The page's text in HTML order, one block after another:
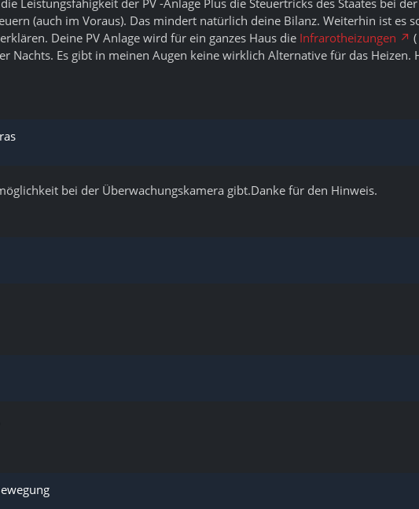
Leistungsfahigkeit der PV -Anlage Plus die Steuertricks des Staates bei
(auch im Voraus). Das mindert natürlich deine Bilanz. Weiterhin ist es
Deine PV Anlage wird für ein ganzes Haus die Infrarotheizungen
Nachts. Es gibt in meinen Augen keine wirklich Alternative für das Heizen.
bei der Überwachungskamera gibt.Danke für den Hinweis.